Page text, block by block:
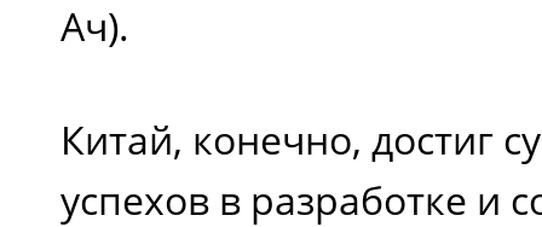
Ач).
Китай, конечно, достиг
успехов в разработке и